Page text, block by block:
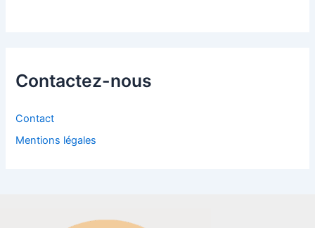
Contactez-nous
Contact
Mentions légales